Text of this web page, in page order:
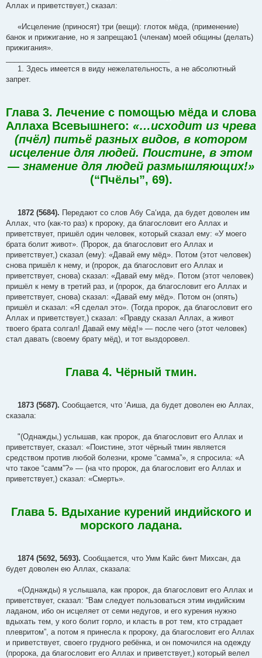
Аллах и приветствует,) сказал:
«Исцеление (приносят) три (вещи): глоток мёда, (применение)
банок и прижигание, но я запрещаю1 (членам) моей общины (делать)
прижигания».
1. Здесь имеется в виду нежелательность, а не абсолютный
запрет.
Глава 3. Лечение с помощью мёда и слова
Аллаха Всевышнего: «…исходит из чрева
(пчёл) питьё разных видов, в котором
исцеление для людей. Поистине, в этом
— знамение для людей размышляющих!»
(“Пчёлы”, 69).
1872 (5684). Передают со слов Абу Са‘ида, да будет доволен им
Аллах, что (как-то раз) к пророку, да благословит его Аллах и
приветствует, пришёл один человек, который сказал ему: «У моего
брата болит живот». (Пророк, да благословит его Аллах и
приветствует,) сказал (ему): «Давай ему мёд». Потом (этот человек)
снова пришёл к нему, и (пророк, да благословит его Аллах и
приветствует, снова) сказал: «Давай ему мёд». Потом (этот человек)
пришёл к нему в третий раз, и (пророк, да благословит его Аллах и
приветствует, снова) сказал: «Давай ему мёд». Потом он (опять)
пришёл и сказал: «Я сделал это». (Тогда пророк, да благословит его
Аллах и приветствует,) сказал: «Правду сказал Аллах, а живот
твоего брата солгал! Давай ему мёд!» — после чего (этот человек)
стал давать (своему брату мёд), и тот выздоровел.
Глава 4. Чёрный тмин.
1873 (5687). Сообщается, что ‘Аиша, да будет доволен ею Аллах,
сказала:
"(Однажды,) услышав, как пророк, да благословит его Аллах и
приветствует, сказал: «Поистине, этот чёрный тмин является
средством против любой болезни, кроме “самма”», я спросила: «А
что такое “самм”?» — (на что пророк, да благословит его Аллах и
приветствует,) сказал: «Смерть».
Глава 5. Вдыхание курений индийского и
морского ладана.
1874 (5692, 5693). Сообщается, что Умм Кайс бинт Михсан, да
будет доволен ею Аллах, сказала:
«(Однажды) я услышала, как пророк, да благословит его Аллах и
приветствует, сказал: “Вам следует пользоваться этим индийским
ладаном, ибо он исцеляет от семи недугов, и его курения нужно
вдыхать тем, у кого болит горло, и класть в рот тем, кто страдает
плевритом”, а потом я принесла к пророку, да благословит его Аллах
и приветствует, своего грудного ребёнка, и он помочился на одежду
(пророка, да благословит его Аллах и приветствует,) который велел